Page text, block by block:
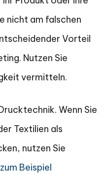
nicht am falschen
Vorteil
Nutzen Sie
vermitteln.
Wenn Sie
Textilien als
nutzen Sie
zum Beispiel